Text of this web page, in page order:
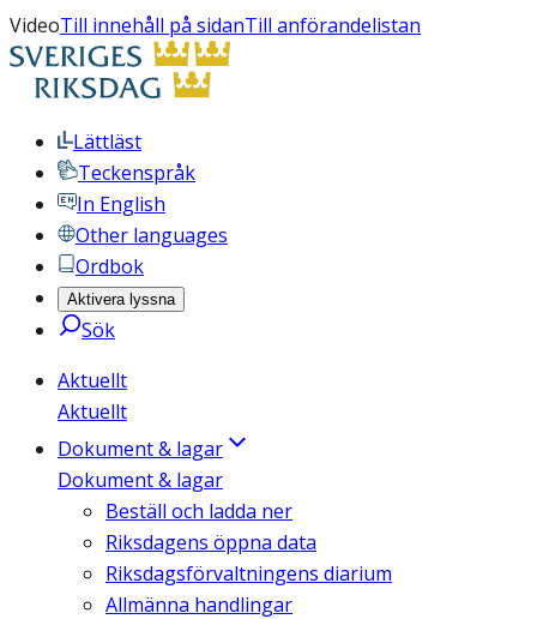
VideoTill innehåll på sidanTill anförandelistan
Lättläst
Teckenspråk
In English
Other languages
Ordbok
Aktivera lyssna
Sök
Aktuellt
Aktuellt
Dokument & lagar
Dokument & lagar
Beställ och ladda ner
Riksdagens öppna data
Riksdagsförvaltningens diarium
Allmänna handlingar